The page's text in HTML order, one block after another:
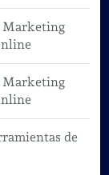
Marketing
Marketing
de